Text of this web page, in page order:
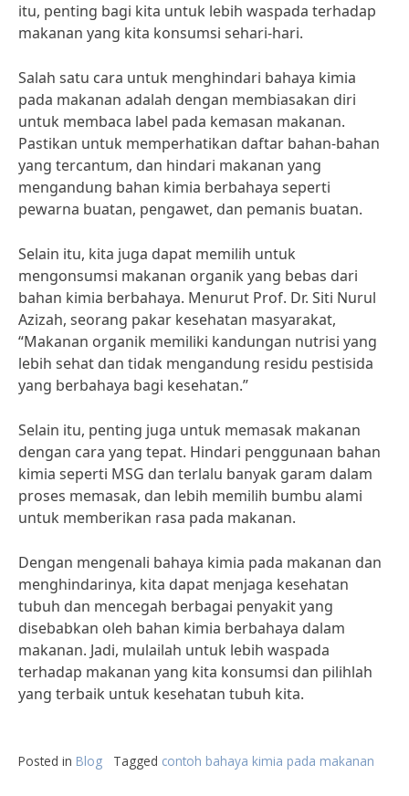
itu, penting bagi kita untuk lebih waspada terhadap
makanan yang kita konsumsi sehari-hari.
Salah satu cara untuk menghindari bahaya kimia
pada makanan adalah dengan membiasakan diri
untuk membaca label pada kemasan makanan.
Pastikan untuk memperhatikan daftar bahan-bahan
yang tercantum, dan hindari makanan yang
mengandung bahan kimia berbahaya seperti
pewarna buatan, pengawet, dan pemanis buatan.
Selain itu, kita juga dapat memilih untuk
mengonsumsi makanan organik yang bebas dari
bahan kimia berbahaya. Menurut Prof. Dr. Siti Nurul
Azizah, seorang pakar kesehatan masyarakat,
“Makanan organik memiliki kandungan nutrisi yang
lebih sehat dan tidak mengandung residu pestisida
yang berbahaya bagi kesehatan.”
Selain itu, penting juga untuk memasak makanan
dengan cara yang tepat. Hindari penggunaan bahan
kimia seperti MSG dan terlalu banyak garam dalam
proses memasak, dan lebih memilih bumbu alami
untuk memberikan rasa pada makanan.
Dengan mengenali bahaya kimia pada makanan dan
menghindarinya, kita dapat menjaga kesehatan
tubuh dan mencegah berbagai penyakit yang
disebabkan oleh bahan kimia berbahaya dalam
makanan. Jadi, mulailah untuk lebih waspada
terhadap makanan yang kita konsumsi dan pilihlah
yang terbaik untuk kesehatan tubuh kita.
Posted in Blog Tagged contoh bahaya kimia pada makanan